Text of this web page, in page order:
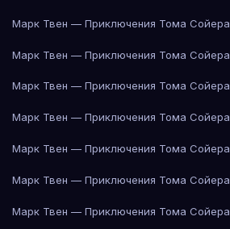
Марк Твен — Приключения Тома Сойера
Марк Твен — Приключения Тома Сойера
Марк Твен — Приключения Тома Сойера
Марк Твен — Приключения Тома Сойера
Марк Твен — Приключения Тома Сойера
Марк Твен — Приключения Тома Сойера
Марк Твен — Приключения Тома Сойера